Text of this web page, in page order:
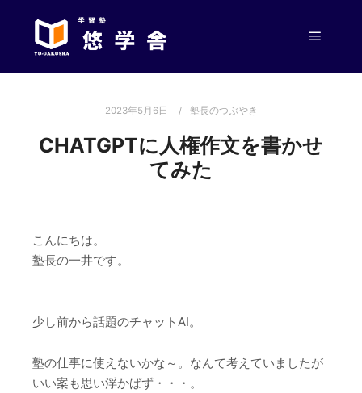
2023年5月6日 塾長のつぶやき
CHATGPTに人権作文を書かせ
てみた
こんにちは。
塾長の一井です。
少し前から話題のチャットAI。
塾の仕事に使えないかな～。なんて考えていましたが
いい案も思い浮かばず・・・。